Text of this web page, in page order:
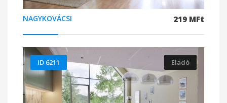
NAGYKOVÁCSI 219 MFt
ID 6211 Eladó